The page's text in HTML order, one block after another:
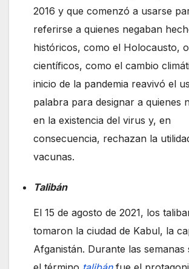
2016 y que comenzó a usarse
referirse a quienes negaban
históricos, como el Holocausto, o
científicos, como el cambio
inicio de la pandemia reavivó el
palabra para designar a quienes
en la existencia del virus y, en
consecuencia, rechazan la
vacunas.
Talibán
El 15 de agosto de 2021, los
tomaron la ciudad de Kabul, la
Afganistán. Durante las semanas